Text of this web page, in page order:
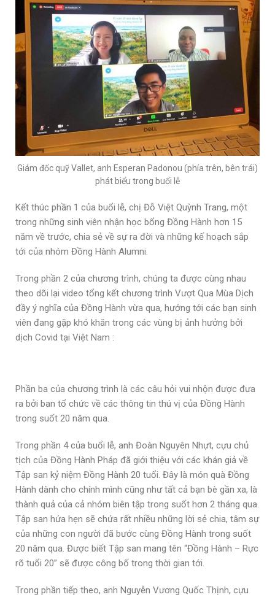
Giám đốc quỹ Vallet, anh Esperan Padonou (phía trên, bên trái)
phát biểu trong buổi lễ
Kết thúc phần 1 của buổi lễ, chị Đỗ Việt Quỳnh Trang, một
trong những sinh viên nhận học bổng Đồng Hành hơn 15
năm về trước, chia sẻ về sự ra đời và những kế hoạch sắp
tới của nhóm Đồng Hành Alumni.
Trong phần 2 của chương trình, chúng ta được cùng nhau
theo dõi lại video tổng kết chương trình Vượt Qua Mùa Dịch
đầy ý nghĩa của Đồng Hành vừa qua, hướng tới các bạn sinh
viên đang gặp khó khăn trong các vùng bị ảnh hưởng bởi
dịch Covid tại Việt Nam :
Phần ba của chương trình là các câu hỏi vui nhộn được đưa
ra bởi ban tổ chức về các thông tin thú vị của Đồng Hành
trong suốt 20 năm qua.
Trong phần 4 của buổi lễ, anh Đoàn Nguyên Nhựt, cựu chủ
tịch của Đồng Hành Pháp đã giới thiệu với các khán giả về
Tập san kỷ niệm Đồng Hành 20 tuổi. Đây là món quà Đồng
Hành dành cho chính mình cũng như tất cả bạn bè gần xa, là
thành quả của cả nhóm biên tập trong suốt hơn 2 tháng qua.
Tập san hứa hẹn sẽ chứa rất nhiều những lời sẻ chia, tâm sự
của những con người đã bước cùng Đồng Hành trong suốt
20 năm qua. Được biết Tập san mang tên “Đồng Hành – Rực
rõ tuổi 20” sẽ được công bố trong thời gian tới.
Trong phần tiếp theo, anh Nguyễn Vương Quốc Thịnh, cựu